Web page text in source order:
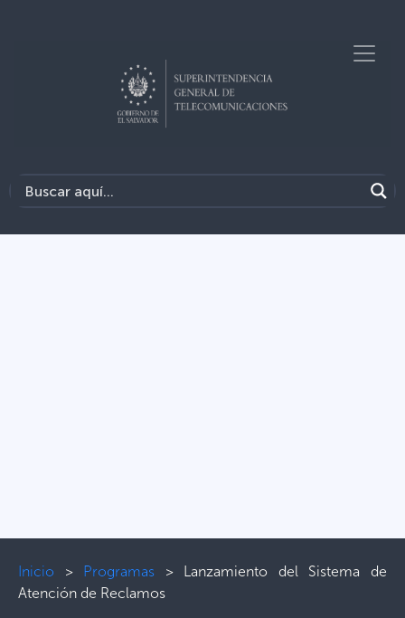
Inicio > Programas > Lanzamiento del Sistema de
Atención de Reclamos